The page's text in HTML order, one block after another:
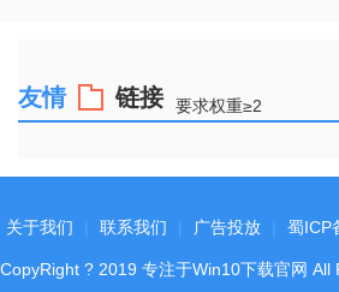
友情 链接 要求权重≥2
关于我们 联系我们 广告投放 蜀ICP
CopyRight ? 2019 专注于Win10下载官网 All